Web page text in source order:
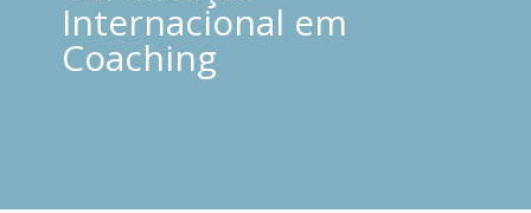
Internacional em
Coaching